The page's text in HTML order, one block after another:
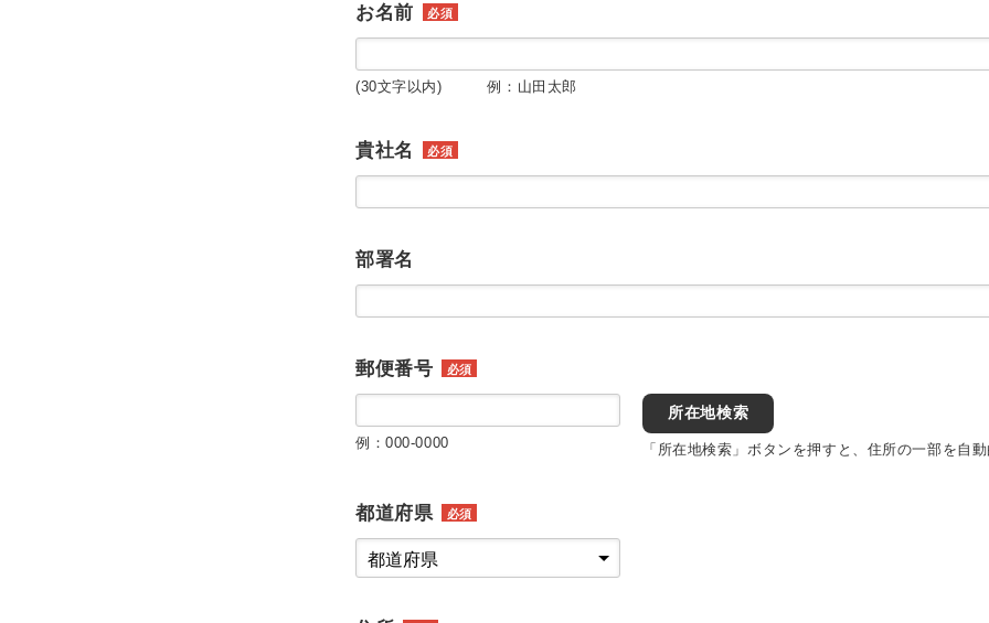
お名前 必須
(30文字以内) 例：山田太郎
貴社名 必須
部署名
郵便番号 必須
例：000-0000
所在地検索
「所在地検索」ボタンを押すと、住所の一部を自動
都道府県 必須